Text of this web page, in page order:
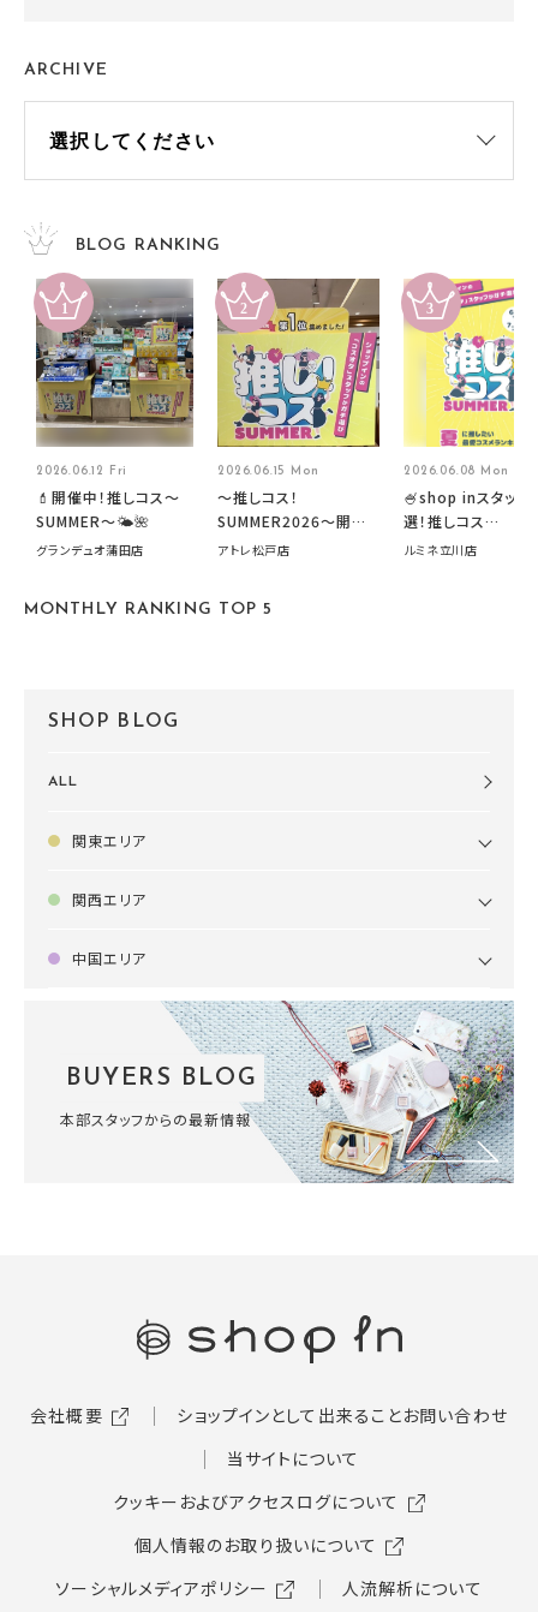
ARCHIVE
BLOG RANKING
2026.06.12 Fri
💄開催中！推しコス〜
SUMMER〜🌤️🌺
グランデュオ蒲田店
2026.06.15 Mon
～推しコス！
SUMMER2026～開催
中です！
アトレ松戸店
2026.06.08 Mon
🍧shop inスタッフ
選！推しコス
summer2026開催
ルミネ立川店
MONTHLY RANKING TOP 5
SHOP BLOG
ALL
関東エリア
関西エリア
中国エリア
BUYERS BLOG
本部スタッフからの最新情報
会社概要 ショップインとして出来ることお問い合わせ
当サイトについて
クッキーおよびアクセスログについて
個人情報のお取り扱いについて
ソーシャルメディアポリシー
人流解析について